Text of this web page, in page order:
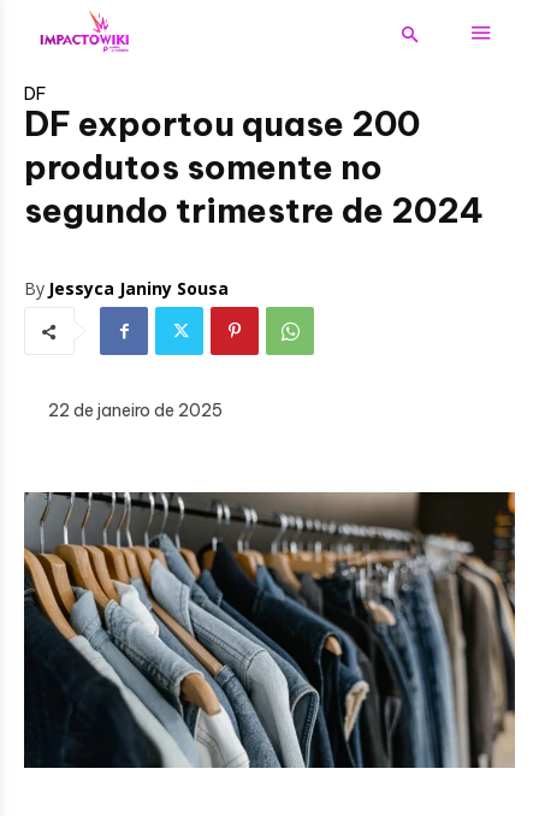
DF
DF exportou quase 200
produtos somente no
segundo trimestre de 2024
By Jessyca Janiny Sousa
22 de janeiro de 2025